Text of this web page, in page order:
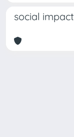
social impact